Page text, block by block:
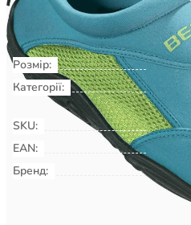
Не
Розмір:
37
Категорії:
для
SKU:
EAN:
Бренд:
BECO